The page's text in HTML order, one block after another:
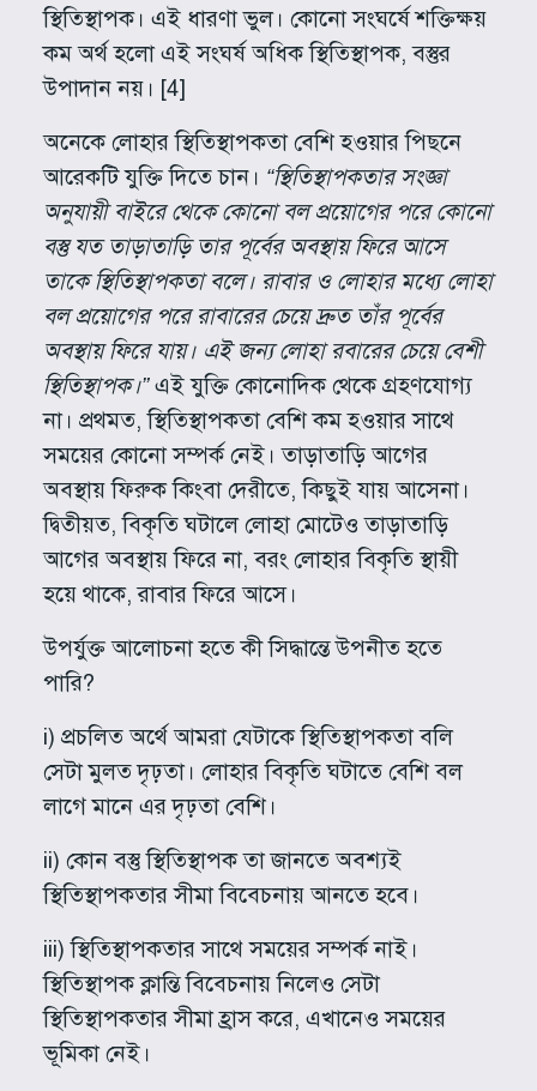
স্থিতিস্থাপক। এই ধারণা ভুল। কোনো সংঘর্ষে শক্তিক্ষয়
কম অর্থ হলো এই সংঘর্ষ অধিক স্থিতিস্থাপক, বস্তুর
উপাদান নয়। [4]
অনেকে লোহার স্থিতিস্থাপকতা বেশি হওয়ার পিছনে
আরেকটি যুক্তি দিতে চান। “স্থিতিস্থাপকতার সংজ্ঞা
অনুযায়ী বাইরে থেকে কোনো বল প্রয়োগের পরে কোনো
বস্তু যত তাড়াতাড়ি তার পূর্বের অবস্থায় ফিরে আসে
তাকে স্থিতিস্থাপকতা বলে। রাবার ও লোহার মধ্যে লোহা
বল প্রয়োগের পরে রাবারের চেয়ে দ্রুত তাঁর পূর্বের
অবস্থায় ফিরে যায়। এই জন্য লোহা রবারের চেয়ে বেশী
স্থিতিস্থাপক।”এই যুক্তি কোনোদিক থেকে গ্রহণযোগ্য
না। প্রথমত, স্থিতিস্থাপকতা বেশি কম হওয়ার সাথে
সময়ের কোনো সম্পর্ক নেই। তাড়াতাড়ি আগের
অবস্থায় ফিরুক কিংবা দেরীতে, কিছুই যায় আসেনা।
দ্বিতীয়ত, বিকৃতি ঘটালে লোহা মোটেও তাড়াতাড়ি
আগের অবস্থায় ফিরে না, বরং লোহার বিকৃতি স্থায়ী
হয়ে থাকে, রাবার ফিরে আসে।
উপর্যুক্ত আলোচনা হতে কী সিদ্ধান্তে উপনীত হতে
পারি?
i) প্রচলিত অর্থে আমরা যেটাকে স্থিতিস্থাপকতা বলি
সেটা মুলত দৃঢ়তা। লোহার বিকৃতি ঘটাতে বেশি বল
লাগে মানে এর দৃঢ়তা বেশি।
ii) কোন বস্তু স্থিতিস্থাপক তা জানতে অবশ্যই
স্থিতিস্থাপকতার সীমা বিবেচনায় আনতে হবে।
iii) স্থিতিস্থাপকতার সাথে সময়ের সম্পর্ক নাই।
স্থিতিস্থাপক ক্লান্তি বিবেচনায় নিলেও সেটা
স্থিতিস্থাপকতার সীমা হ্রাস করে, এখানেও সময়ের
ভূমিকা নেই।